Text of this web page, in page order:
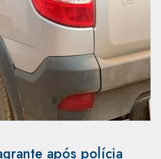
após polícia